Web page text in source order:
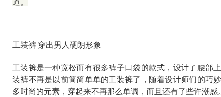
道。
工装裤 穿出男人硬朗形象
工装裤是一种宽松而有很多裤子口袋的款式，设计了腰部
装裤不再是以前简简单单的工装裤了，随着设计师们的巧
多时尚的元素，穿起来不再那么单调，而且还有了些许潮感